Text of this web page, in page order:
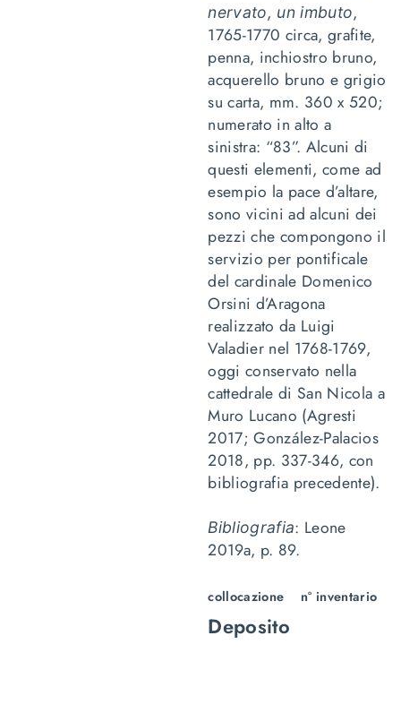
nervato, un imbuto,
1765-1770 circa, grafite,
penna, inchiostro bruno,
acquerello bruno e grigio
su carta, mm. 360 x 520;
numerato in alto a
sinistra: “83”. Alcuni di
questi elementi, come ad
esempio la pace d’altare,
sono vicini ad alcuni dei
pezzi che compongono il
servizio per pontificale
del cardinale Domenico
Orsini d’Aragona
realizzato da Luigi
Valadier nel 1768-1769,
oggi conservato nella
cattedrale di San Nicola a
Muro Lucano (Agresti
2017; González-Palacios
2018, pp. 337-346, con
bibliografia precedente).
Bibliografia: Leone
2019a, p. 89.
collocazione
Deposito
n° inventario